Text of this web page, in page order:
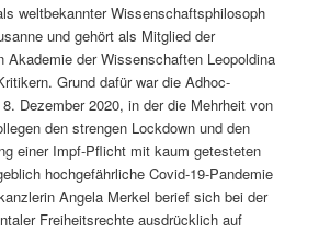
weltbekannter Wissenschaftsphilosoph
und gehört als Mitglied der
Akademie der Wissenschaften Leopoldina
Grund dafür war die Adhoc-
Dezember 2020, in der die Mehrheit von
den strengen Lockdown und den
einer Impf-Pflicht mit kaum getesteten
hochgefährliche Covid-19-Pandemie
Angela Merkel berief sich bei der
Freiheitsrechte ausdrücklich auf